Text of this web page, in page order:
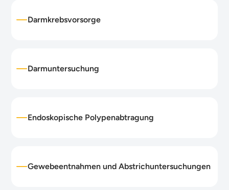
Darmkrebsvorsorge
Darmuntersuchung
Endoskopische Polypenabtragung
Gewebeentnahmen und Abstrichuntersuchungen